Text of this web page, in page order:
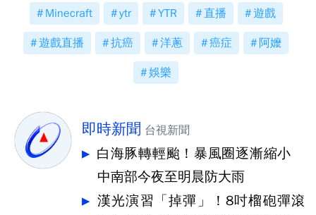
Minecraft ytr YTR 直播 遊戲
遊戲直播 抗癌 洋蔥 癌症 阿嬤
娛樂
即時新聞 台視新聞
白海豚轉輕颱！暴風圈逐漸縮小
中南部今夜至明晨防大雨
漢光演習「掉彈」！8吋榴砲彈滾